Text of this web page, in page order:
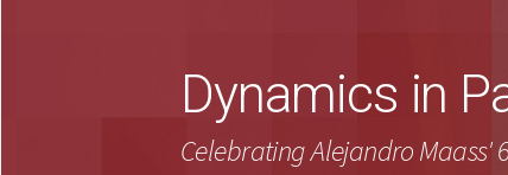
Dynamics in
Celebrating Alejandro Maass'